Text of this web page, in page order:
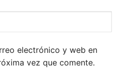
electrónico y web en
vez que comente.